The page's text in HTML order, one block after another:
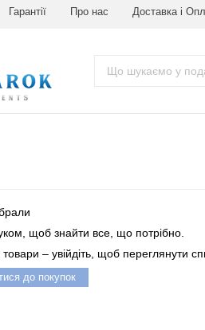
Гарантії Про нас Доставка і
щоб знайти все, що потрібно.
– увійдіть, щоб переглянути
до покупок